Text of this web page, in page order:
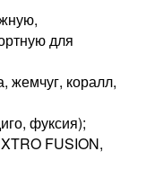
для
жемчуг, коралл,
фуксия);
FUSION,